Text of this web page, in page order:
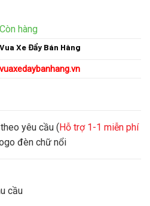
Còn hàng
Vua Xe Đẩy Bán Hàng
vuaxedaybanhang.vn
yêu cầu (Hỗ trợ 1-1 miễn phí
đèn chữ nổi
cầu